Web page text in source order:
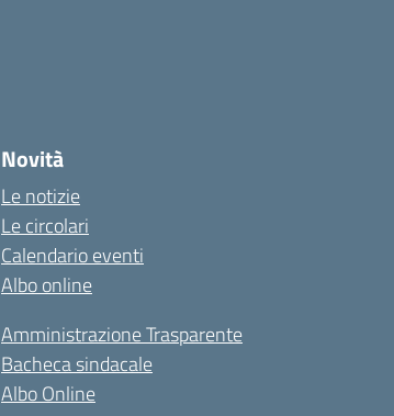
Novità
Le notizie
Le circolari
Calendario eventi
Albo online
Amministrazione Trasparente
Bacheca sindacale
Albo Online